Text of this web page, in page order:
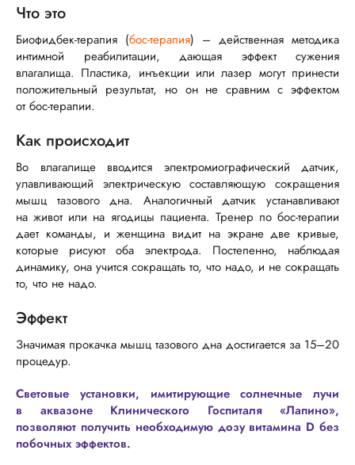
Что это
Биофидбек-терапия (бос-терапия) – действенная методика
интимной реабилитации, дающая эффект сужения
влагалища. Пластика, инъекции или лазер могут принести
положительный результат, но он не сравним с эффектом
отбос-терапии.
Как происходит
Во влагалище вводится электромиографический датчик,
улавливающий электрическую составляющую сокращения
мышц тазового дна. Аналогичный датчик устанавливают
на живот или на ягодицы пациента. Тренер по бос-терапии
дает команды, и женщина видит на экране две кривые,
которые рисуют оба электрода. Постепенно, наблюдая
динамику, она учится сокращать то, что надо, и не сокращать
то, что не надо.
Эффект
Значимая прокачка мышц тазового дна достигается за 15–20
процедур.
Световые установки, имитирующие солнечные лучи
в аквазоне Клинического Госпиталя «Лапино»,
позволяют получить необходимую дозу витамина D без
побочных эффектов.